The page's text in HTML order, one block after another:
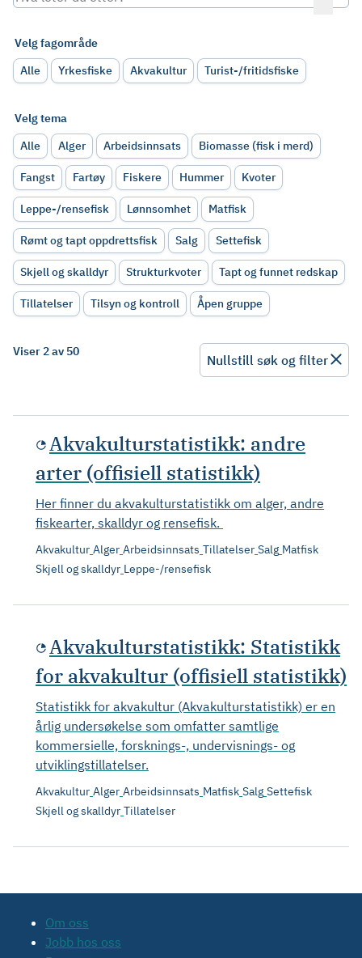
Velg fagområde
Alle
Yrkesfiske Akvakultur Turist-/fritidsfiske
Velg tema
Alle
Alger Arbeidsinnsats Biomasse (fisk i merd)
Fangst Fartøy Fiskere Hummer Kvoter
Leppe-/rensefisk Lønnsomhet Matfisk
Rømt og tapt oppdrettsfisk Salg Settefisk
Skjell og skalldyr Strukturkvoter Tapt og funnet redskap
Tillatelser Tilsyn og kontroll Åpen gruppe
Viser 2 av 50
Nullstill søk og filter
Akvakulturstatistikk: andre
arter (offisiell statistikk)
Her finner du akvakulturstatistikk om alger, andre
fiskearter, skalldyr og rensefisk.
Akvakultur Alger Arbeidsinnsats Tillatelser Salg Matfisk
Skjell og skalldyr Leppe-/rensefisk
Akvakulturstatistikk: Statistikk
for akvakultur (offisiell statistikk)
Statistikk for akvakultur (Akvakulturstatistikk) er en
årlig undersøkelse som omfatter samtlige
kommersielle, forsknings-, undervisnings- og
utviklingstillatelser.
Akvakultur Alger Arbeidsinnsats Matfisk Salg Settefisk
Skjell og skalldyr Tillatelser
Om oss
Jobb hos oss